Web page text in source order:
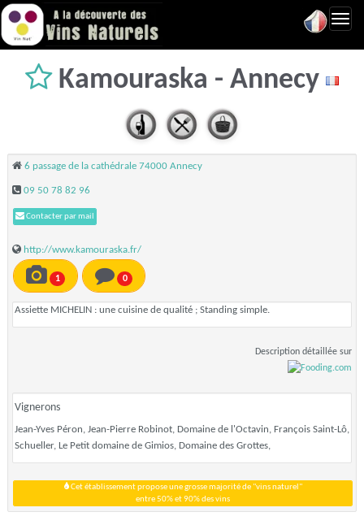
Kamouraska - Annecy
6 passage de la cathédrale 74000 Annecy
09 50 78 82 96
Contacter par mail
http://www.kamouraska.fr/
1 0
Assiette MICHELIN : une cuisine de qualité ; Standing simple.
Description détaillée sur
Vignerons
Jean-Yves Péron, Jean-Pierre Robinot, Domaine de l'Octavin, François Saint-Lô,
Schueller, Le Petit domaine de Gimios, Domaine des Grottes,
Cet établissement propose une grosse majorité de "vins naturel"
entre 50% et 90% des vins